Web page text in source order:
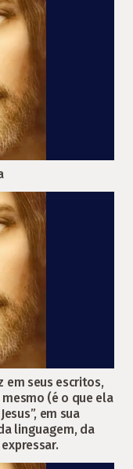
em seus escritos,
mesmo (é o que ela
em sua
linguagem, da